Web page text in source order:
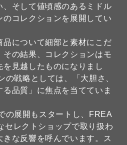
、そして値頃感のあるミドル
のコレクションを展開してい
品について細部と素材にこだ
その結果、コレクションはモ
見越したものになりまし
の戦略としては、「大胆さ、
品質」に焦点を当てていま
の展開もスタートし、FREA
セレクトショップで取り扱わ
な反響を呼んでいます。ス